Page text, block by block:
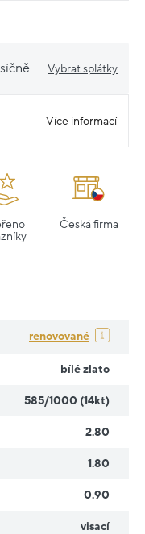
Vybrat splátky
Více informací
Česká firma
renovované
bílé zlato
585/1000 (14kt)
2.80
1.80
0.90
visací